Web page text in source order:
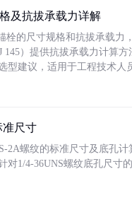
及抗拔承载力详解
栓的尺寸规格和抗拔承载
145）提供抗拔承载力计算
型建议，适用于工程技术人
准尺寸
2A螺纹的标准尺寸及底孔
对1/4-36UNS螺纹底孔尺